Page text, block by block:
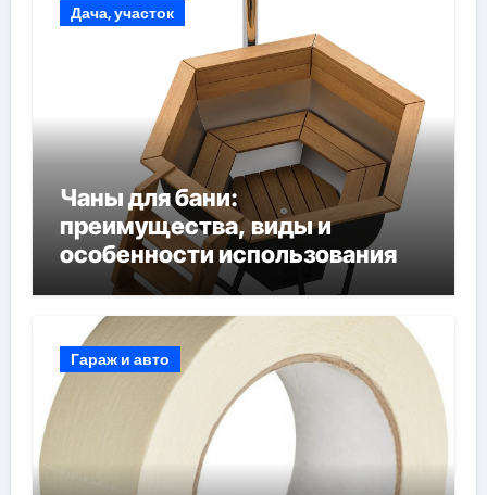
Дача, участок
Чаны для бани:
преимущества, виды и
особенности использования
Гараж и авто